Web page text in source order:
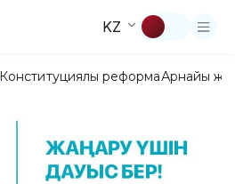
KZ
Конституциялық реформаАрнайы